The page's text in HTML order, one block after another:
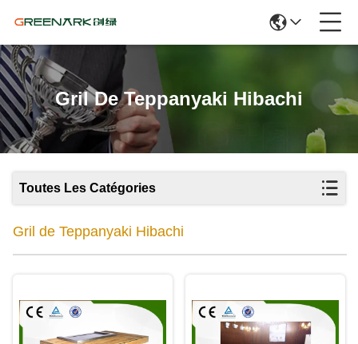
Gril De Teppanyaki Hibachi
Toutes Les Catégories
Gril de Teppanyaki Hibachi